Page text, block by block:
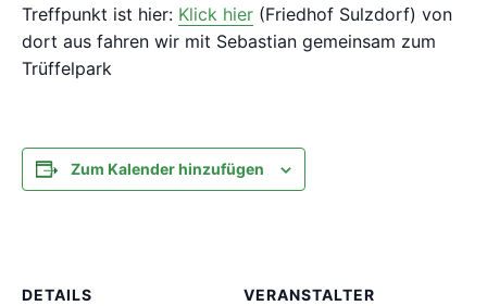
Treffpunkt ist hier: Klick hier (Friedhof Sulzdorf) von
dort aus fahren wir mit Sebastian gemeinsam zum
Trüffelpark
Zum Kalender hinzufügen
DETAILS
VERANSTALTER